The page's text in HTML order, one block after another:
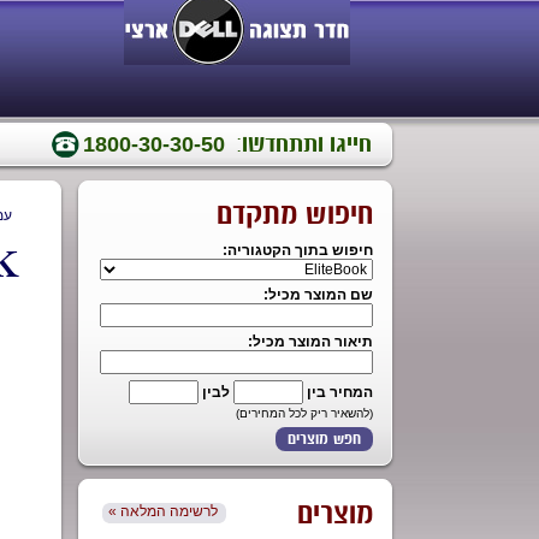
חייגו ותתחדשו: 1800-30-30-50
חיפוש מתקדם
חיפוש בתוך הקטגוריה:
שם המוצר מכיל:
תיאור המוצר מכיל:
המחיר בין לבין
(להשאיר ריק לכל המחירים)
« לרשימה המלאה מוצרים